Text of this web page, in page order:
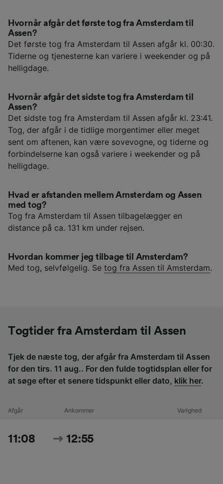
Hvornår afgår det første tog fra Amsterdam til
Assen?
Det første tog fra Amsterdam til Assen afgår kl. 00:30.
Tiderne og tjenesterne kan variere i weekender og på
helligdage.
Hvornår afgår det sidste tog fra Amsterdam til
Assen?
Det sidste tog fra Amsterdam til Assen afgår kl. 23:41.
Tog, der afgår i de tidlige morgentimer eller meget
sent om aftenen, kan være sovevogne, og tiderne og
forbindelserne kan også variere i weekender og på
helligdage.
Hvad er afstanden mellem Amsterdam og Assen
med tog?
Tog fra Amsterdam til Assen tilbagelægger en
distance på ca. 131 km under rejsen.
Hvordan kommer jeg tilbage til Amsterdam?
Med tog, selvfølgelig. Se tog fra Assen til Amsterdam.
Togtider fra Amsterdam til Assen
Tjek de næste tog, der afgår fra Amsterdam til Assen
for den tirs. 11 aug.. For den fulde togtidsplan eller for
at søge efter et senere tidspunkt eller dato, klik her.
Afgår Ankommer Varighed
11:08 12:55